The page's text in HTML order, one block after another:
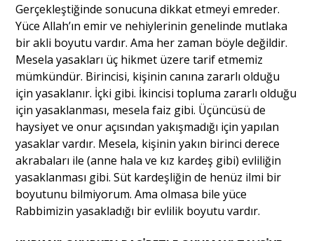
Gerçekleştiğinde sonucuna dikkat etmeyi emreder.
Yüce Allah’ın emir ve nehiylerinin genelinde mutlaka
bir akli boyutu vardır. Ama her zaman böyle değildir.
Mesela yasakları üç hikmet üzere tarif etmemiz
mümkündür. Birincisi, kişinin canına zararlı olduğu
için yasaklanır. İçki gibi. İkincisi topluma zararlı olduğu
için yasaklanması, mesela faiz gibi. Üçüncüsü de
haysiyet ve onur açısından yakışmadığı için yapılan
yasaklar vardır. Mesela, kişinin yakın birinci derece
akrabaları ile (anne hala ve kız kardeş gibi) evliliğin
yasaklanması gibi. Süt kardeşliğin de henüz ilmi bir
boyutunu bilmiyorum. Ama olmasa bile yüce
Rabbimizin yasakladığı bir evlilik boyutu vardır.